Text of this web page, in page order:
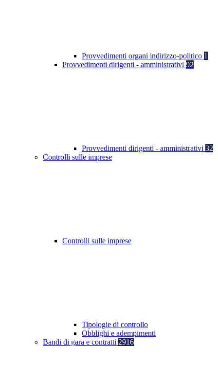
Provvedimenti organi indirizzo-politico 1
Provvedimenti dirigenti - amministrativi 92
Provvedimenti dirigenti - amministrativi 32
Controlli sulle imprese
Controlli sulle imprese
Tipologie di controllo
Obblighi e adempimenti
Bandi di gara e contratti 2916